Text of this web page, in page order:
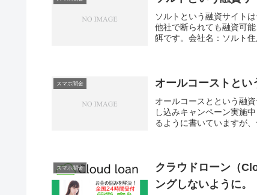
ソルトという融資サイト
他社で断られても融資可
餌です。会社名：ソルト
スマホ闇金 オールコーストとい
オールコースとという融
し込みキャンペーン実施
るように書いていますが
スマホ闇金
クラウドローン（
ングしないように。